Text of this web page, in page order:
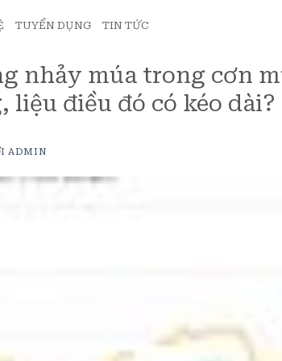
TUYỂN DỤNG TIN TỨC
nhảy múa trong cơn
điều đó có kéo dài?
ADMIN